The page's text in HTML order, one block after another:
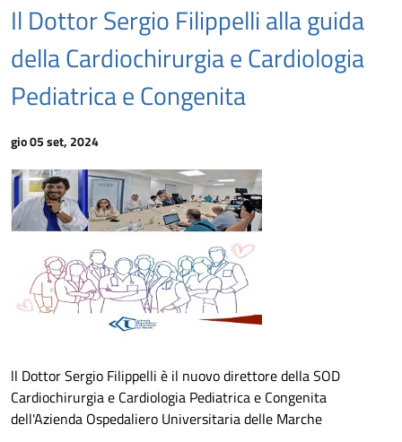
Il Dottor Sergio Filippelli alla guida
della Cardiochirurgia e Cardiologia
Pediatrica e Congenita
gio 05 set, 2024
ll Dottor Sergio Filippelli è il nuovo direttore della SOD
Cardiochirurgia e Cardiologia Pediatrica e Congenita
dell'Azienda Ospedaliero Universitaria delle Marche